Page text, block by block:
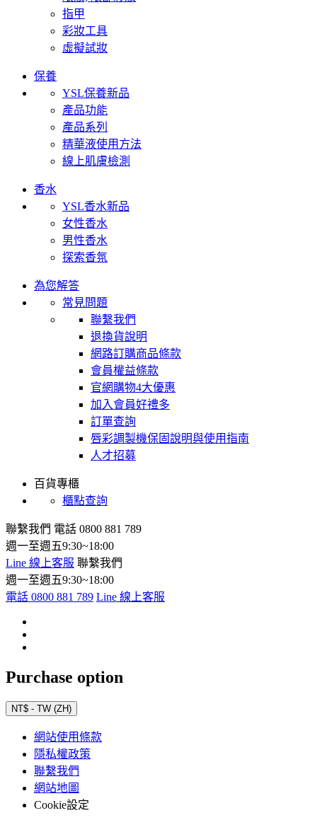
指甲
彩妝工具
虛擬試妝
保養
YSL保養新品
產品功能
產品系列
精華液使用方法
線上肌膚檢測
香水
YSL香水新品
女性香水
男性香水
探索香氛
為您解答
常見問題
聯繫我們
退換貨說明
網路訂購商品條款
會員權益條款
官網購物4大優惠
加入會員好禮多
訂單查詢
唇彩調製機保固說明與使用指南
人才招募
百貨專櫃
櫃點查詢
聯繫我們 電話 0800 881 789
週一至週五9:30~18:00
Line 線上客服 聯繫我們
週一至週五9:30~18:00
電話 0800 881 789 Line 線上客服
Purchase option
NT$ - TW (ZH)
網站使用條款
隱私權政策
聯繫我們
網站地圖
Cookie設定